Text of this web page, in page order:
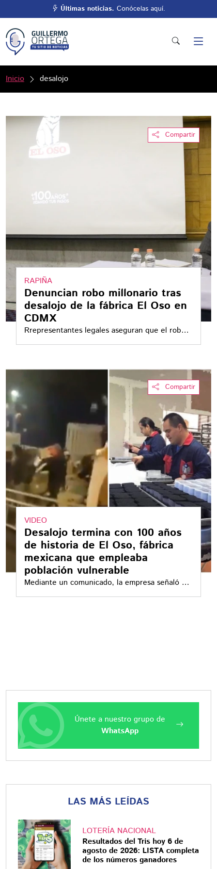
Últimas noticias. Conócelas aquí.
Inicio desalojo
Compartir
RAPIÑA
Denuncian robo millonario tras
desalojo de la fábrica El Oso en
CDMX
Rrepresentantes legales aseguran que el robo
asciende a más de dos millones de pesos en
Compartir
VIDEO
Desalojo termina con 100 años
de historia de El Oso, fábrica
mexicana que empleaba
población vulnerable
Mediante un comunicado, la empresa señaló al
crimen organizado, la corrupción y la
Únete a nuestro grupo de
WhatsApp
LAS MÁS LEÍDAS
LOTERÍA NACIONAL
Resultados del Tris hoy 6 de
agosto de 2026: LISTA completa
de los números ganadores